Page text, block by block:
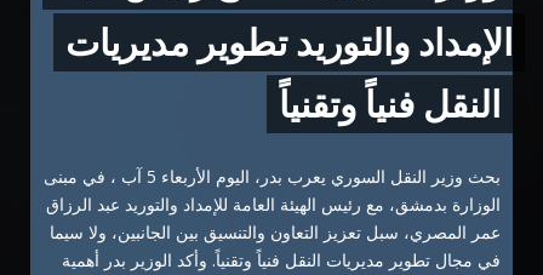
الإمداد والتوريد تطوير ‏مديريات
النقل فنياً وتقنياً
بحث وزير النقل السوري يعرب بدر، اليوم الأربعاء 5 آب ، في مبنى
الوزارة بدمشق، مع رئيس الهيئة العامة للإمداد والتوريد عبد الرزاق
عمر المصري، سبل تعزيز التعاون والتنسيق بين الجانبين، ولا سيما
في مجال تطوير مديريات النقل فنياً وتقنياً. وأكد الوزير بدر أهمية